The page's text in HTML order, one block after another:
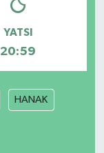
YATSI
20:59
HANAK